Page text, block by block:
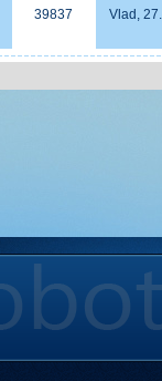
39837 Vlad,